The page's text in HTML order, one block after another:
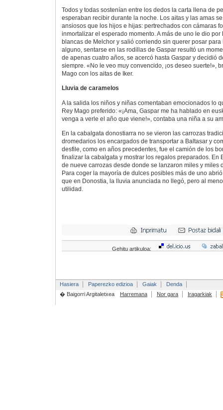
Todos y todas sostenían entre los dedos la carta llena de
esperaban recibir durante la noche. Los aitas y las amas
ansiosos que los hijos e hijas: pertrechados con cámaras
inmortalizar el esperado momento. A más de uno le dio
blancas de Melchor y salió corriendo sin querer posar para
alguno, sentarse en las rodillas de Gaspar resultó un
de apenas cuatro años, se acercó hasta Gaspar y decidió
siempre. «No le veo muy convencido, ¡os deseo suerte!»,
Mago con los aitas de Iker.
Lluvia de caramelos
A la salida los niños y niñas comentaban emocionados lo
Rey Mago preferido: «¡Ama, Gaspar me ha hablado en
venga a verle el año que viene!», contaba una niña a su
En la cabalgata donostiarra no se vieron las carrozas
dromedarios los encargados de transportar a Baltasar y
desfile, como en años precedentes, fue el camión de los
finalizar la cabalgata y mostrar los regalos preparados. En
de nueve carrozas desde donde se lanzaron miles y miles
Para coger la mayoría de dulces posibles más de uno
que en Donostia, la lluvia anunciada no llegó, pero al
utilidad.
Gehitu artikuloa:
Hasiera Paperezko edizioa Gaiak
Denda
� Baigorri Argitaletxea
Harremana Nor gara Iragarkiak